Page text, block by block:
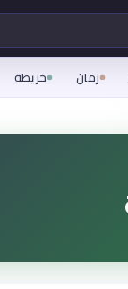
زمان خريطة